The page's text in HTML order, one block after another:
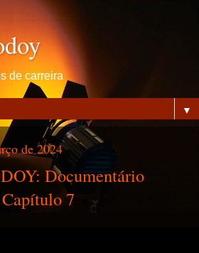
de carreira
▼
de 2024
Documentário
7